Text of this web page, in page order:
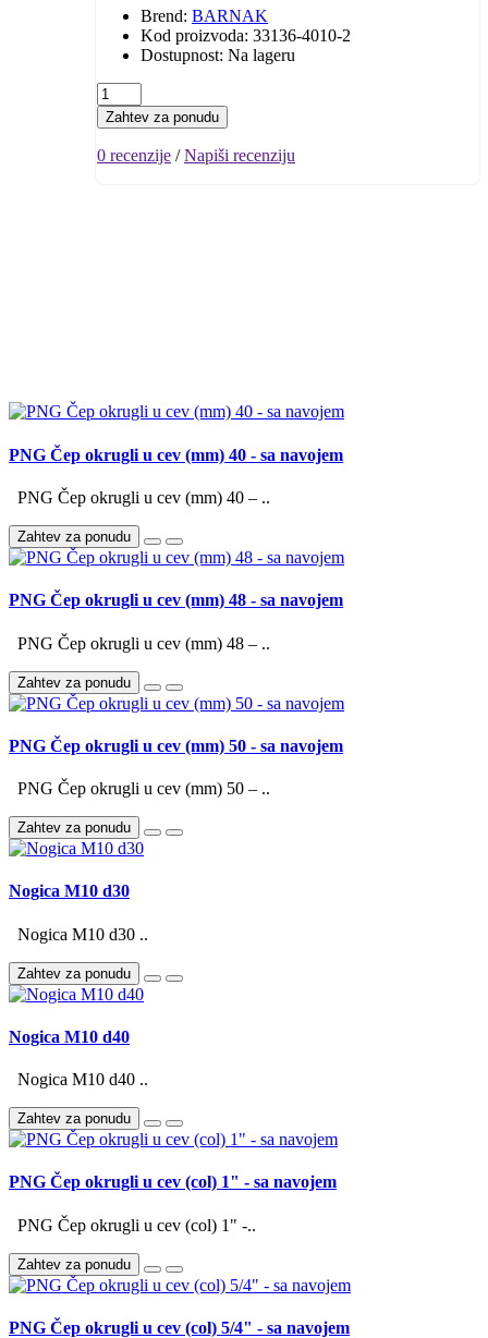
Brend: BARNAK
Kod proizvoda: 33136-4010-2
Dostupnost: Na lageru
Zahtev za ponudu
0 recenzije /Napiši recenziju
PNG Čep okrugli u cev (mm) 40 - sa navojem
PNG Čep okrugli u cev (mm) 40 – ..
Zahtev za ponudu
PNG Čep okrugli u cev (mm) 48 - sa navojem
PNG Čep okrugli u cev (mm) 48 – ..
Zahtev za ponudu
PNG Čep okrugli u cev (mm) 50 - sa navojem
PNG Čep okrugli u cev (mm) 50 – ..
Zahtev za ponudu
Nogica M10 d30
Nogica M10 d30 ..
Zahtev za ponudu
Nogica M10 d40
Nogica M10 d40 ..
Zahtev za ponudu
PNG Čep okrugli u cev (col) 1" - sa navojem
PNG Čep okrugli u cev (col) 1" -..
Zahtev za ponudu
PNG Čep okrugli u cev (col) 5/4" - sa navojem